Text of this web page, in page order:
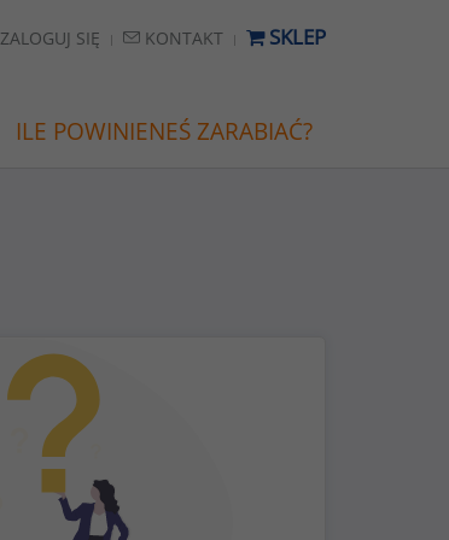
ZALOGUJ SIĘ KONTAKT SKLEP
ILE POWINIENEŚ ZARABIAĆ?